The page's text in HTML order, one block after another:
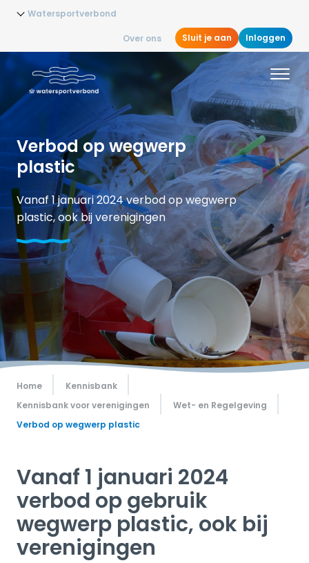
Watersportverbond
Over ons Sluit je aan Inloggen
Verbod op wegwerp
plastic
Vanaf 1 januari 2024 verbod op wegwerp
plastic, ook bij verenigingen
Home
Kennisbank
Kennisbank voor verenigingen
Wet- en Regelgeving
Verbod op wegwerp plastic
Vanaf 1 januari 2024
verbod op gebruik
wegwerp plastic, ook bij
verenigingen